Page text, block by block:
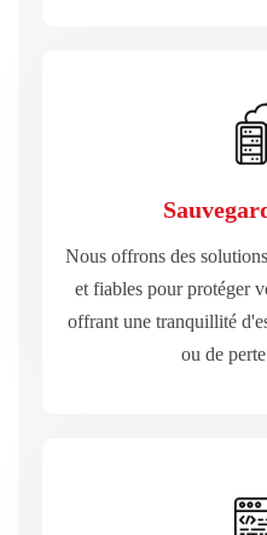
Nous offrons des
et fiables pour protéger
offrant une tranquillité
ou de
Nous offrons des
et fiables pour protéger
ou de
EN